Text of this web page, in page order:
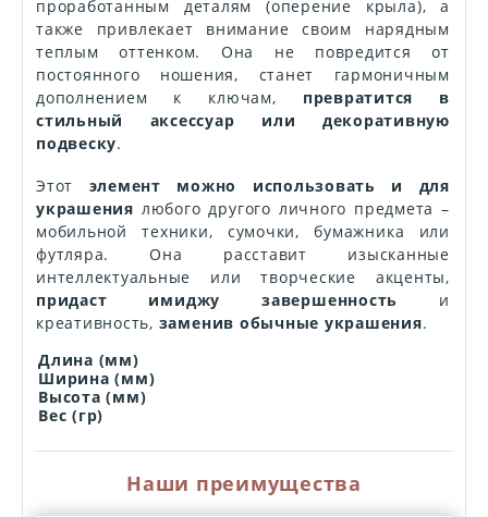
проработанным деталям (оперение крыла), а
также привлекает внимание своим нарядным
теплым оттенком. Она не повредится от
постоянного ношения, станет гармоничным
дополнением к ключам, превратится в
стильный аксессуар или декоративную
подвеску.
Этот элемент можно использовать и для
украшения любого другого личного предмета –
мобильной техники, сумочки, бумажника или
футляра. Она расставит изысканные
интеллектуальные или творческие акценты,
придаст имиджу завершенность
и
креативность, заменив обычные украшения.
Длина (мм)
Ширина (мм)
Высота (мм)
Вес (гр)
Наши преимущества